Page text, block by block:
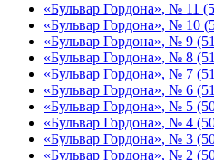
«Бульвар Гордона», № 11
«Бульвар Гордона», № 10
«Бульвар Гордона», № 9
«Бульвар Гордона», № 8
«Бульвар Гордона», № 7
«Бульвар Гордона», № 6
«Бульвар Гордона», № 5
«Бульвар Гордона», № 4
«Бульвар Гордона», № 3
«Бульвар Гордона», № 2